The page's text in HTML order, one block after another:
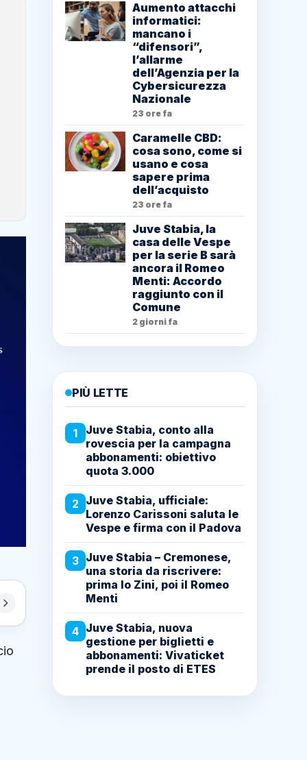
Aumento attacchi
informatici:
mancano i
“difensori”,
l’allarme
dell’Agenzia per la
Cybersicurezza
Nazionale
23 ore fa
Caramelle CBD:
cosa sono, come si
usano e cosa
sapere prima
dell’acquisto
23 ore fa
Juve Stabia, la
casa delle Vespe
per la serie B sarà
ancora il Romeo
Menti: Accordo
raggiunto con il
Comune
2 giorni fa
PIÙ LETTE
1
Juve Stabia, conto alla
rovescia per la campagna
abbonamenti: obiettivo
quota 3.000
2 Juve Stabia, ufficiale:
Lorenzo Carissoni saluta le
Vespe e firma con il Padova
3 Juve Stabia – Cremonese,
una storia da riscrivere:
prima lo Zini, poi il Romeo
Menti
4 Juve Stabia, nuova
gestione per biglietti e
abbonamenti: Vivaticket
prende il posto di ETES